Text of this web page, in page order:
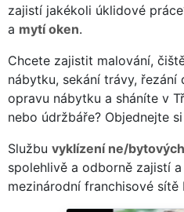
zajistí jakékoli úklidové
a mytí oken.
Chcete zajistit malování,
nábytku, sekání trávy,
opravu nábytku a sháníte v
nebo údržbáře? Objednejte
Službu vyklízení ne/
spolehlivě a odborně zajistí
mezinárodní franchisové sítě